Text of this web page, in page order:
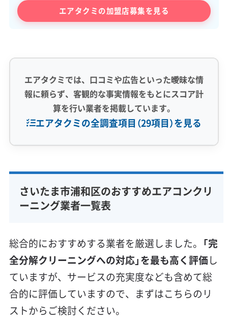
エアタクミの加盟店募集を見る
エアタクミでは、口コミや広告といった曖昧な情
報に頼らず、客観的な事実情報をもとにスコア計
算を行い業者を掲載しています。
エアタクミの全調査項目（29項目）を見る
完全分解洗浄 部分クリーニング
実績10年以上
資格保有スタッフ
家庭用エアコン
保証付き アフターフォロー
女性スタッフ在籍
エコ洗剤使用
アレルギー対策
ハウスダスト除去
利便性・サービス (12)
さいたま市浦和区のおすすめエアコンクリ
ーニング業者一覧表
総合的におすすめする業者を厳選しました。 「完
全分解クリーニングへの対応」を最も高く評価し
ていますが、サービスの充実度なども含めて総
合的に評価していますので、まずはこちらのリ
ストからご検討ください。